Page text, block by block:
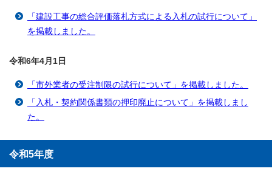
「建設工事の総合評価落札方式による入札の試行について」
を掲載しました。
令和6年4月1 日
「市外業者の受注制限の試行について」を掲載しました。
「入札・契約関係書類の押印廃止について」を掲載しまし
た。
令和5年度